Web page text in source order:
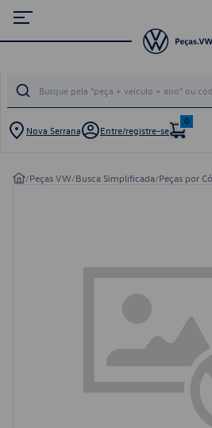
Nova Serrana Entre/registre-se
0
/Peças VW/Busca Simplificada/Peças por